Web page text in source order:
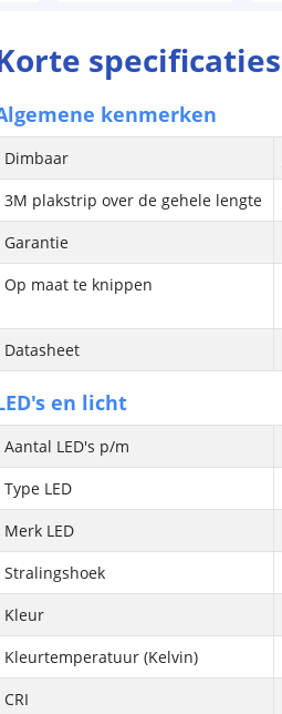
specificaties
kenmerken
Dimbaar
3M plakstrip over de gehele lengte
Garantie
Op maat te knippen
Datasheet
en licht
Aantal LED's p/m
Type LED
Merk LED
Stralingshoek
Kleur
Kleurtemperatuur (Kelvin)
CRI